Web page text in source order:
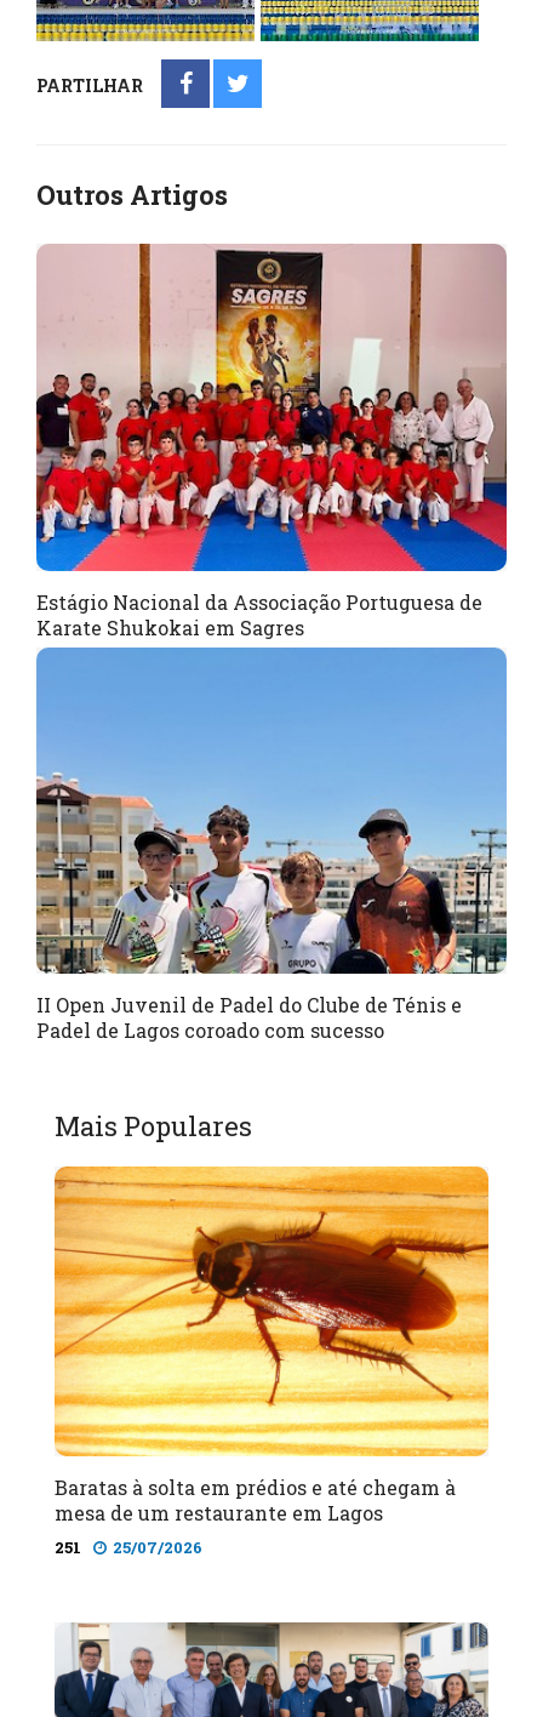
PARTILHAR
Outros Artigos
Estágio Nacional da Associação Portuguesa de
Karate Shukokai em Sagres
II Open Juvenil de Padel do Clube de Ténis e
Padel de Lagos coroado com sucesso
Mais Populares
Baratas à solta em prédios e até chegam à
mesa de um restaurante em Lagos
251 25/07/2026